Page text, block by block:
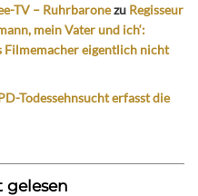
TV – Ruhrbaronezu Regisseur
mein Vater und ich‘:
Filmemacher eigentlich nicht
Todessehnsucht erfasst die
gelesen